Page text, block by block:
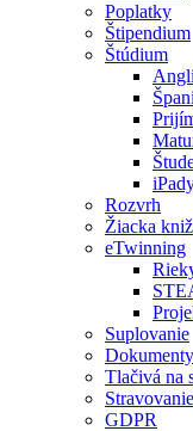
Poplatky
Štipendium
Štúdium
Rozvrh
Žiacka
eTwinning
Suplovanie
Dokumenty
Tlačivá na
Stravovanie
GDPR